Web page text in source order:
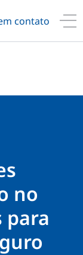
contato
no
para